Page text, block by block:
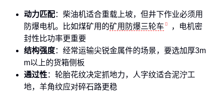
动力匹配：柴油机适合重载上坡，但井下作业必须用
防爆电机。比如煤矿用的矿用防爆三轮车
，电机密
封性比功率更重要
结构强度：经常运输尖锐金属件的场景，要选加厚3m
m以上的货箱侧板
通过性：轮胎花纹决定抓地力，人字纹适合泥泞工
地，羊角纹应对碎石路更稳